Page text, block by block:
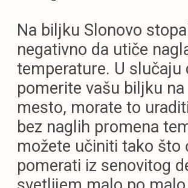
Na biljku Slonovo
negativno da utiče
temperature. U slučaju
pomerite vašu biljku
mesto, morate to
bez naglih promena
možete učiniti tako što
pomerati iz senovitog